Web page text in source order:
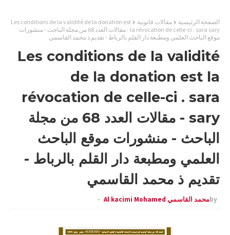
الصفحة الرئيسية مقالات قانونية
Les conditions de la validité de la donation est
la révocation de celle-ci . sara sary - مقالات العدد 68 من مجلة الباحث - منشورات
موقع الباحث العلمي ومطبعة دار القلم بالرباط - تقديم ذ محمد القاسمي
Les conditions de la validité
de la donation est la
révocation de celle-ci . sara
sary - مقالات العدد 68 من مجلة
الباحث - منشورات موقع الباحث
العلمي ومطبعة دار القلم بالرباط -
تقديم ذ محمد القاسمي
byمحمد القاسمي Al kacimi Mohamed